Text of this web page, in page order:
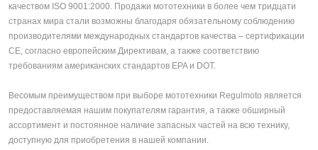
качеством ISO 9001:2000. Продажи мототехники в более чем тридцати
странах мира стали возможны благодаря обязательному соблюдению
производителями международных стандартов качества – сертификации
CE, согласно европейским Директивам, а также соответствию
требованиям американских стандартов EPA и DOT.
Весомым преимуществом при выборе мототехники Regulmoto является
предоставляемая нашим покупателям гарантия, а также обширный
ассортимент и постоянное наличие запасных частей на всю технику,
доступную для приобретения в нашей компании.